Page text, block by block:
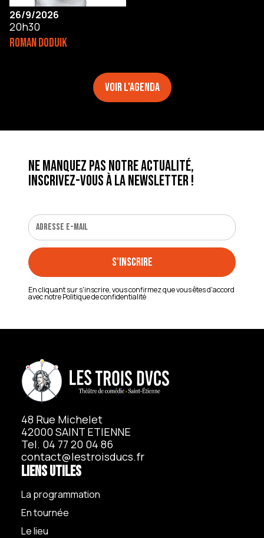
26/9/2026
20h30
ROMAN DODUIK
Voir l'agenda
Ne manquez pas notre actualité,
inscrivez-vous à la newsletter !
En cliquant sur s'inscrire, vous confirmez que vous êtes d'accord
avec notrePolitique de confidentialité
48 Rue Michelet
42000 SAINT ETIENNE
Tel. 04 77 20 04 86
contact@lestroisducs.fr
Liens utiles
La programmation
En tournée
Le lieu